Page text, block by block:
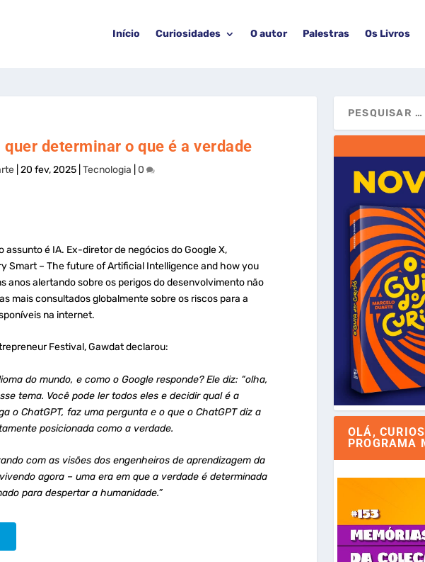
Início Curiosidades O autor Palestras Os Livros
determinar o que é a verdade
|20 fev, 2025 |Tecnologia 0
assunto é IA. Ex-diretor de negócios do Google X,
Smart – The future of Artificial Intelligence and how you
anos alertando sobre os perigos do desenvolvimento não
mais consultados globalmente sobre os riscos para a
na internet.
Festival, Gawdat declarou:
do mundo, e como o Google responde? Ele diz: “olha,
tema. Você pode ler todos eles e decidir qual é a
o ChatGPT, faz uma pergunta e o que o ChatGPT diz a
posicionada como a verdade.
com as visões dos engenheiros de aprendizagem da
agora – uma era em que a verdade é determinada
para despertar a humanidade.”
OLÁ,
PROGRAMA